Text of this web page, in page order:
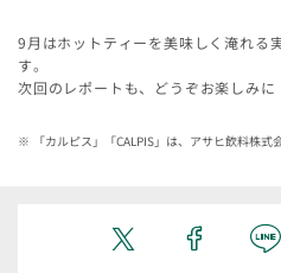
9月はホットティーを美味しく淹れる
す。
次回のレポートも、どうぞお楽しみに
「カルピス」「CALPIS」は、アサヒ飲料株式